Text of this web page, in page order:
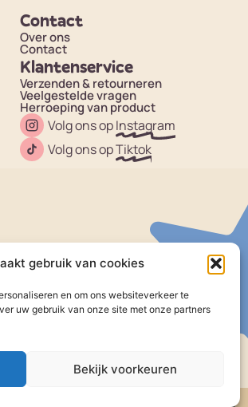
gebruik van cookies
en om ons websiteverkeer te
uw gebruik van onze site met onze partners
Bekijk voorkeuren
Contact
Over ons
Contact
Klantenservice
Verzenden & retourneren
Veelgestelde vragen
Herroeping van product
Volg ons opInstagram
Volg ons opTiktok